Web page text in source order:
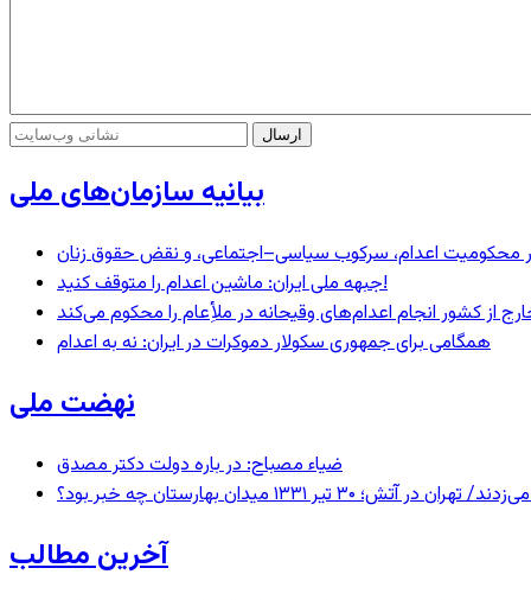
بیانیه سازمان‌های ملی
در محکومیت اعدام، سرکوب سیاسی–اجتماعی، و نقض حقوق زنان
جبهه ملی ایران: ماشین اعدام را متوقف کنید!
از کشور انجام اعدام‌های وقیحانه در ملأِعام را محکوم می‌کند
همگامی برای جمهوری سکولار دموکرات در ایران: نه به اعدام
نهضت ملی
ضیاء مصباح: در باره دولت دکتر مصدق
میدان بهارستان چه خبر بود؟
آخرین مطالب